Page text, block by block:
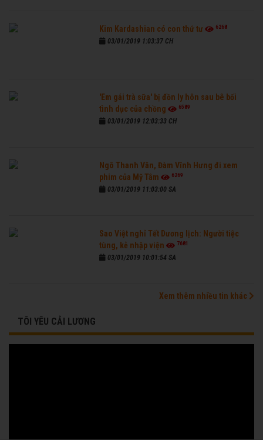
Kim Kardashian có con thứ tư 6268
03/01/2019 1:03:37 CH
'Em gái trà sữa' bị đồn ly hôn sau bê bối
tình dục của chồng
6589
03/01/2019 12:03:33 CH
Ngô Thanh Vân, Đàm Vĩnh Hưng đi xem
phim của Mỹ Tâm
6269
03/01/2019 11:03:00 SA
Sao Việt nghỉ Tết Dương lịch: Người tiệc
tùng, kẻ nhập viện
7681
03/01/2019 10:01:54 SA
Xem thêm nhiều tin khác
TÔI YÊU CẢI LƯƠNG